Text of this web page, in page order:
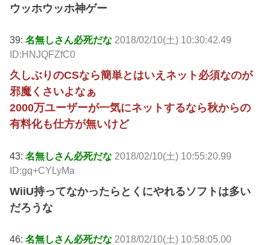
ウッホウッホ神ゲー
39:名無しさん必死だな 2018/02/10(土) 10:30:42.49
ID:HNJQFZfC0
久しぶりのCSなら簡単とはいえネット必須なのが
邪魔くさいよなぁ
2000万ユーザーが一気にネットするなら秋からの
有料化も仕方が無いけど
43:名無しさん必死だな 2018/02/10(土) 10:55:20.99
ID:gq+CYLyMa
WiiU持ってなかったらとくにやれるソフトは多い
だろうな
46:名無しさん必死だな 2018/02/10(土) 10:58:05.00